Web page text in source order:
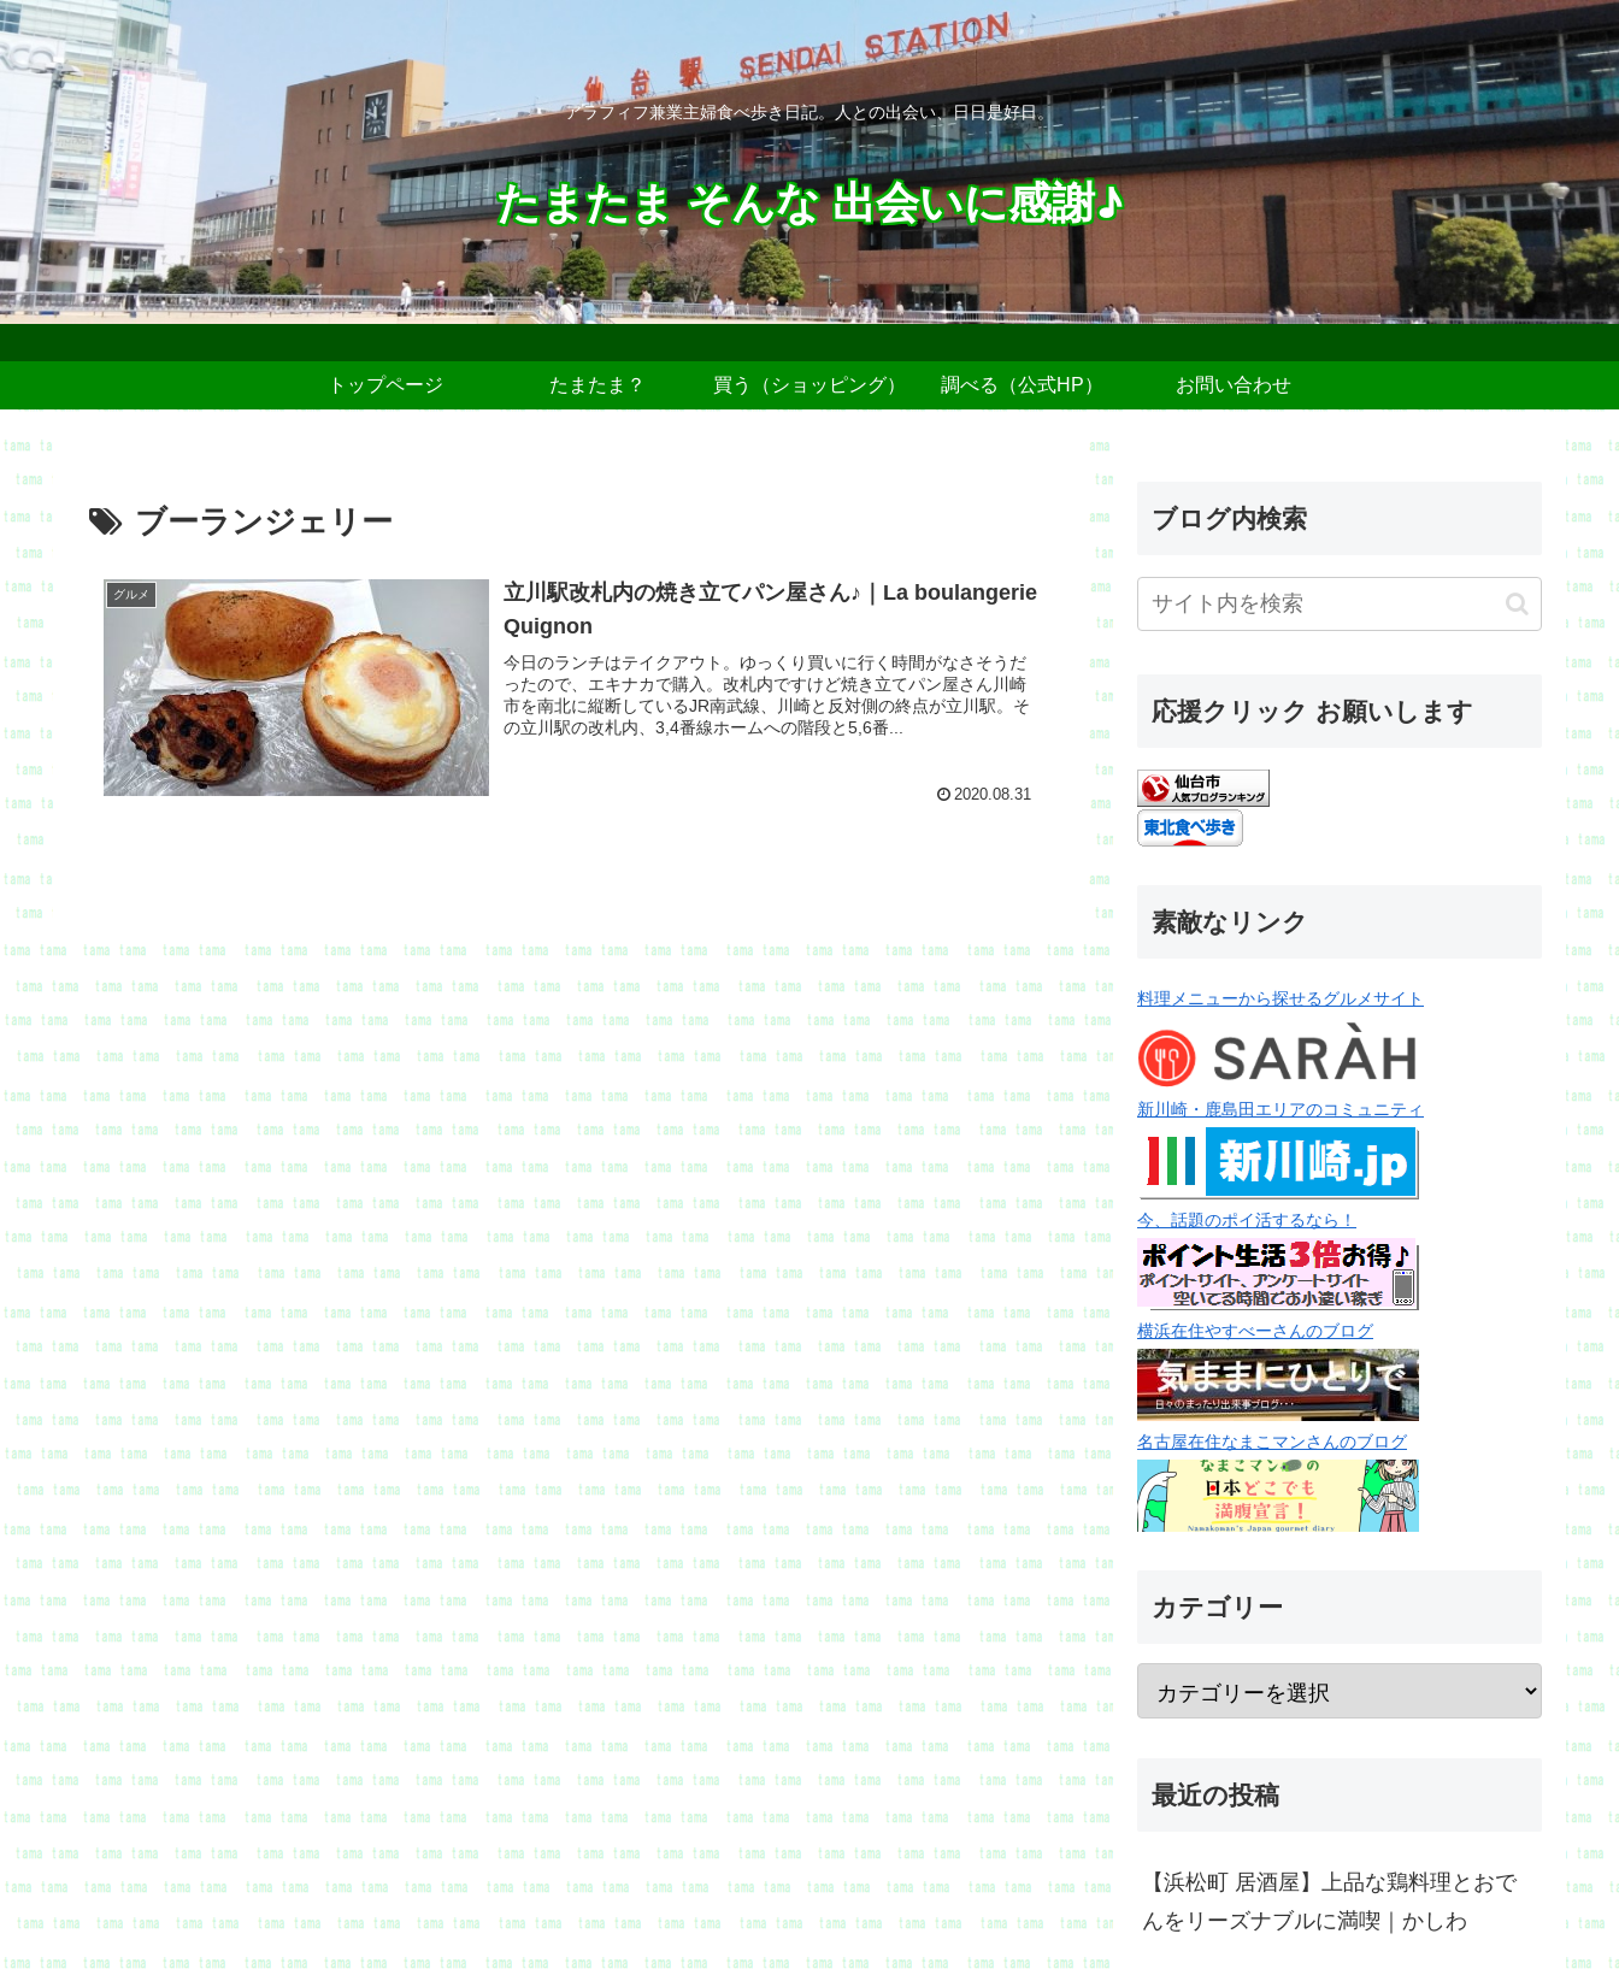
アラフィフ兼業主婦食べ歩き日記。人との出会い、日日是好日。
たまたま そんな 出会いに感謝♪
トップページ たまたま？ 買う（ショッピング） 調べる（公式HP） お問い合わせ
ブーランジェリー
グルメ
立川駅改札内の焼き立てパン屋さん♪｜La boulangerie
Quignon
今日のランチはテイクアウト。ゆっくり買いに行く時間がなさそうだ
ったので、エキナカで購入。改札内ですけど焼き立てパン屋さん川崎
市を南北に縦断しているJR南武線、川崎と反対側の終点が立川駅。そ
の立川駅の改札内、3,4番線ホームへの階段と5,6番...
2020.08.31
ブログ内検索
応援クリック お願いします
素敵なリンク
料理メニューから探せるグルメサイト
新川崎・鹿島田エリアのコミュニティ
今、話題のポイ活するなら！
横浜在住やすべーさんのブログ
名古屋在住なまこマンさんのブログ
カテゴリー
最近の投稿
【浜松町 居酒屋】上品な鶏料理とおで
んをリーズナブルに満喫｜かしわ